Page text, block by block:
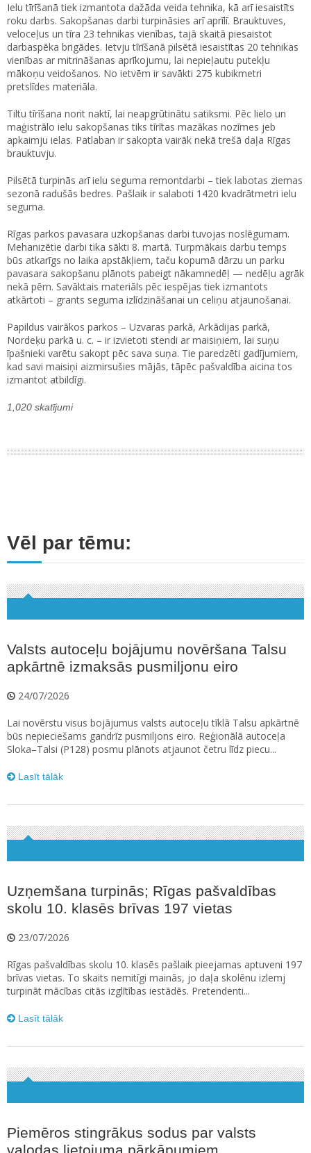
Ielu tīrīšanā tiek izmantota dažāda veida tehnika, kā arī iesaistīts
roku darbs. Sakopšanas darbi turpināsies arī aprīlī. Brauktuves,
veloceļus un tīra 23 tehnikas vienības, tajā skaitā piesaistot
darbaspēka brigādes. Ietvju tīrīšanā pilsētā iesaistītas 20 tehnikas
vienības ar mitrināšanas aprīkojumu, lai nepieļautu putekļu
mākoņu veidošanos. No ietvēm ir savākti 275 kubikmetri
pretslīdes materiāla.
Tiltu tīrīšana norit naktī, lai neapgrūtinātu satiksmi. Pēc lielo un
maģistrālo ielu sakopšanas tiks tīrītas mazākas nozīmes jeb
apkaimju ielas. Patlaban ir sakopta vairāk nekā trešā daļa Rīgas
brauktuvju.
Pilsētā turpinās arī ielu seguma remontdarbi – tiek labotas ziemas
sezonā radušās bedres. Pašlaik ir salaboti 1420 kvadrātmetri ielu
seguma.
Rīgas parkos pavasara uzkopšanas darbi tuvojas noslēgumam.
Mehanizētie darbi tika sākti 8. martā. Turpmākais darbu temps
būs atkarīgs no laika apstākļiem, taču kopumā dārzu un parku
pavasara sakopšanu plānots pabeigt nākamnedēļ — nedēļu agrāk
nekā pērn. Savāktais materiāls pēc iespējas tiek izmantots
atkārtoti – grants seguma izlīdzināšanai un celiņu atjaunošanai.
Papildus vairākos parkos – Uzvaras parkā, Arkādijas parkā,
Nordeķu parkā u. c. – ir izvietoti stendi ar maisiņiem, lai suņu
īpašnieki varētu sakopt pēc sava suņa. Tie paredzēti gadījumiem,
kad savi maisiņi aizmirsušies mājās, tāpēc pašvaldība aicina tos
izmantot atbildīgi.
1,020 skatījumi
Vēl par tēmu:
Valsts autoceļu bojājumu novēršana Talsu
apkārtnē izmaksās pusmiljonu eiro
24/07/2026
Lai novērstu visus bojājumus valsts autoceļu tīklā Talsu apkārtnē
būs nepieciešams gandrīz pusmiljons eiro. Reģionālā autoceļa
Sloka–Talsi (P128) posmu plānots atjaunot četru līdz piecu...
Lasīt tālāk
Uzņemšana turpinās; Rīgas pašvaldības
skolu 10. klasēs brīvas 197 vietas
23/07/2026
Rīgas pašvaldības skolu 10. klasēs pašlaik pieejamas aptuveni 197
brīvas vietas. To skaits nemitīgi mainās, jo daļa skolēnu izlemj
turpināt mācības citās izglītības iestādēs. Pretendenti...
Lasīt tālāk
Piemēros stingrākus sodus par valsts